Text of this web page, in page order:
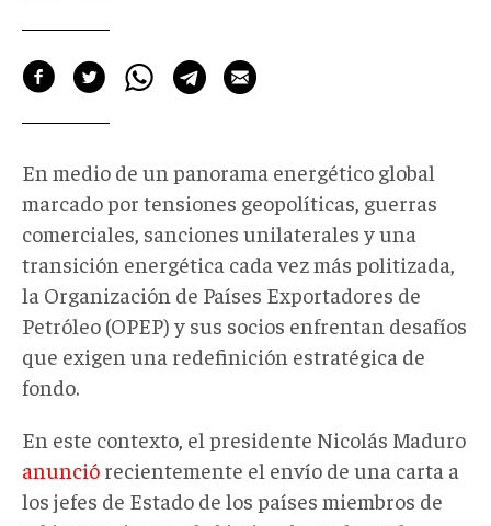
En medio de un panorama energético global
marcado por tensiones geopolíticas, guerras
comerciales, sanciones unilaterales y una
transición energética cada vez más politizada,
la Organización de Países Exportadores de
Petróleo (OPEP) y sus socios enfrentan desafíos
que exigen una redefinición estratégica de
fondo.
En este contexto, el presidente Nicolás Maduro
anunció recientemente el envío de una carta a
los jefes de Estado de los países miembros de